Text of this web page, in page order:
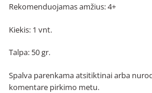
Rekomenduojamas amžius: 4+
Kiekis: 1 vnt.
Talpa: 50 gr.
Spalva parenkama atsitiktinai arba
komentare pirkimo metu.